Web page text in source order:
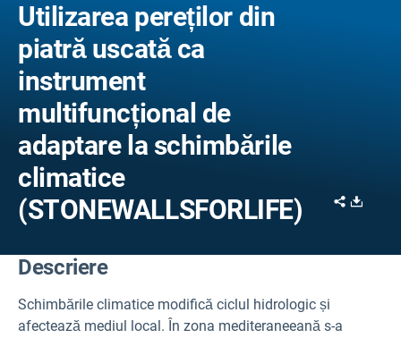
Utilizarea pereților din
piatră uscată ca
instrument
multifuncțional de
adaptare la schimbările
climatice
(STONEWALLSFORLIFE)
Share
Descriere
Schimbările climatice modifică ciclul hidrologic și
afectează mediul local. În zona mediteraneeană s-a